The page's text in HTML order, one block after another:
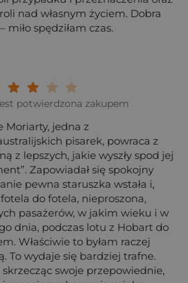
nad własnym życiem. Dobra
spędziłam czas.
Twoja ocena:
Twoja ocena: Wybitna 9/
Twoja ocena: Rewelacyjna 8/
Twoja ocena: Bardzo dobra 7/10"
ocena: Dobra 6/10"
Przeciętna 5/10"
Może być 4/10"
3/10"
słaba 2/10"
1/10"
potwierdzona zakupem
Moriarty, jedna z
pisarek, powraca z
z lepszych, jakie wyszły spod jej
Zapowiadał się spokojny
pewna staruszka wstała i,
do fotela, nieproszona,
pasażerów, w jakim wieku i w
dnia, podczas lotu z Hobart do
Właściwie to byłam raczej
To wydaje się bardziej trafne.
skrzecząc swoje przepowiednie,